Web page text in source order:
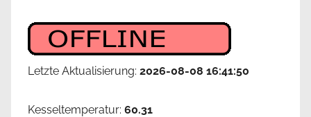
Letzte Aktualisierung: 2026-08-08 16:41:50
Kesseltemperatur: 60.31